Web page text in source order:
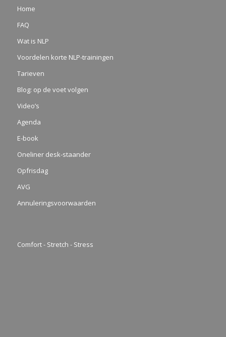
Home
FAQ
Wat is NLP
Voordelen korte NLP-trainingen
Tarieven
Blog: op de voet volgen
Video’s
Agenda
E-book
Oneliner desk-staander
Opfrisdag
AVG
Annuleringsvoorwaarden
Comfort - Stretch - Stress